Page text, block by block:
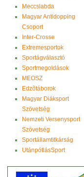
Meccslabda
Magyar Antidopping
Csoport
Inter-Crosse
Extremesportok
Sportágválasztó
Sportmegoldások
MEOSZ
Edzõtáborok
Magyar Diáksport
Szövetség
Nemzeti Versenysport
Szövetség
Sportállamtitkárság
UtánpótlásSport